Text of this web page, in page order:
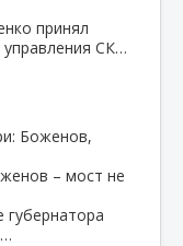
принял
управления СК…
Боженов,